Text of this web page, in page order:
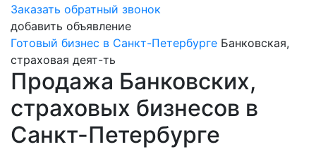
Заказать обратный звонок
добавить объявление
Готовый бизнес в Санкт-Петербурге Банковская,
страховая деят-ть
Продажа Банковских,
страховых бизнесов в
Санкт-Петербурге